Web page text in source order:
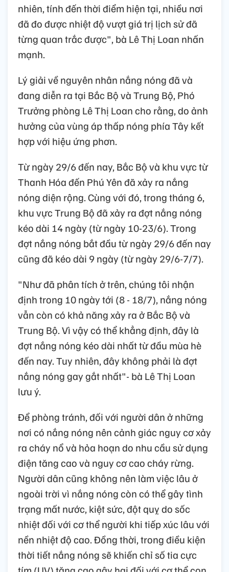
nhiên, tính đến thời điểm hiện tại, nhiều nơi
đã đo được nhiệt độ vượt giá trị lịch sử đã
từng quan trắc được", bà Lê Thị Loan nhấn
mạnh.
Lý giải về nguyên nhân nắng nóng đã và
đang diễn ra tại Bắc Bộ và Trung Bộ, Phó
Trưởng phòng Lê Thị Loan cho rằng, do ảnh
hưởng của vùng áp thấp nóng phía Tây kết
hợp với hiệu ứng phơn.
Từ ngày 29/6 đến nay, Bắc Bộ và khu vực từ
Thanh Hóa đến Phú Yên đã xảy ra nắng
nóng diện rộng. Cùng với đó, trong tháng 6,
khu vực Trung Bộ đã xảy ra đợt nắng nóng
kéo dài 14 ngày (từ ngày 10-23/6). Trong
đợt nắng nóng bắt đầu từ ngày 29/6 đến nay
cũng đã kéo dài 9 ngày (từ ngày 29/6-7/7).
"Như đã phân tích ở trên, chúng tôi nhận
định trong 10 ngày tới (8 - 18/7), nắng nóng
vẫn còn có khả năng xảy ra ở Bắc Bộ và
Trung Bộ. Vì vậy có thể khẳng định, đây là
đợt nắng nóng kéo dài nhất từ đầu mùa hè
đến nay. Tuy nhiên, đây không phải là đợt
nắng nóng gay gắt nhất"- bà Lê Thị Loan
lưu ý.
Để phòng tránh, đối với người dân ở những
nơi có nắng nóng nên cảnh giác nguy cơ xảy
ra cháy nổ và hỏa hoạn do nhu cầu sử dụng
điện tăng cao và nguy cơ cao cháy rừng.
Người dân cũng không nên làm việc lâu ở
ngoài trời vì nắng nóng còn có thể gây tình
trạng mất nước, kiệt sức, đột quỵ do sốc
nhiệt đối với cơ thể người khi tiếp xúc lâu với
nền nhiệt độ cao. Đồng thời, trong điều kiện
thời tiết nắng nóng sẽ khiến chỉ số tia cực